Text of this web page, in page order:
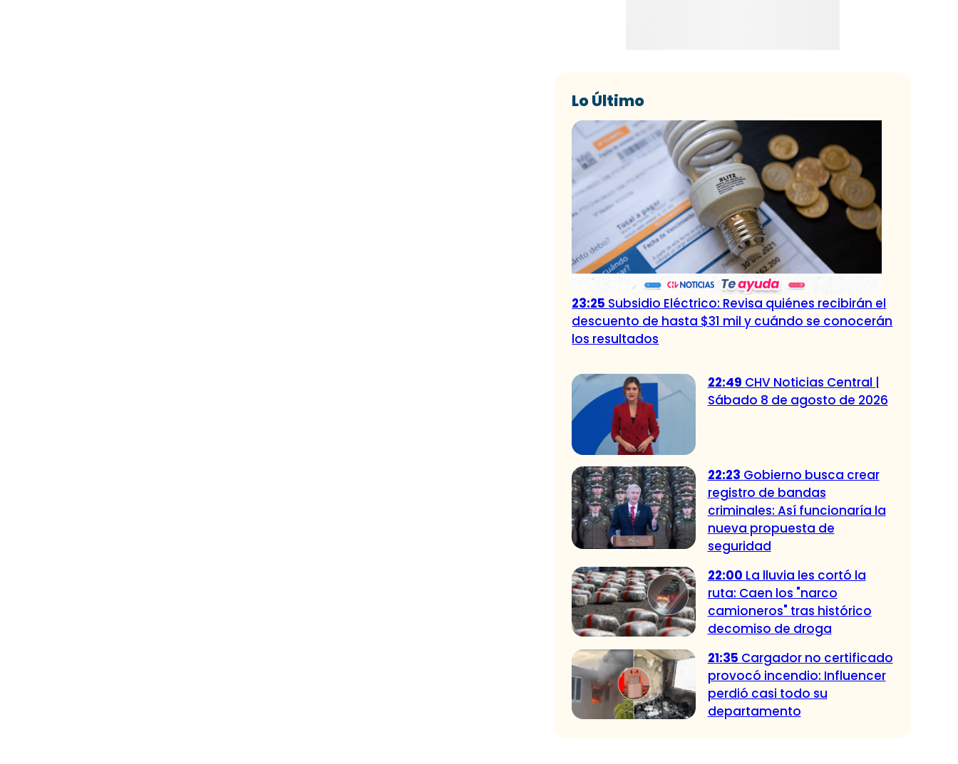
Lo Último
23:25 Subsidio Eléctrico: Revisa quiénes recibirán el
descuento de hasta $31 mil y cuándo se conocerán
los resultados
22:49 CHV Noticias Central |
Sábado 8 de agosto de 2026
22:23 Gobierno busca crear
registro de bandas
criminales: Así funcionaría la
nueva propuesta de
seguridad
22:00 La lluvia les cortó la
ruta: Caen los "narco
camioneros" tras histórico
decomiso de droga
21:35 Cargador no certificado
provocó incendio: Influencer
perdió casi todo su
departamento